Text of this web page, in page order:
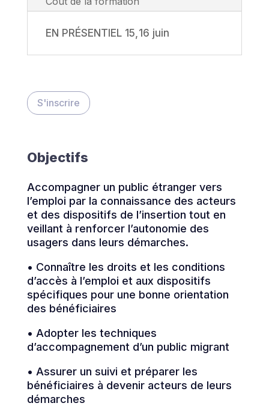
EN PRÉSENTIEL 15, 16 juin
S'inscrire
Objectifs
Accompagner un public étranger vers
l’emploi par la connaissance des acteurs
et des dispositifs de l’insertion tout en
veillant à renforcer l’autonomie des
usagers dans leurs démarches.
• Connaître les droits et les conditions
d’accès à l’emploi et aux dispositifs
spécifiques pour une bonne orientation
des bénéficiaires
• Adopter les techniques
d’accompagnement d’un public migrant
• Assurer un suivi et préparer les
bénéficiaires à devenir acteurs de leurs
démarches